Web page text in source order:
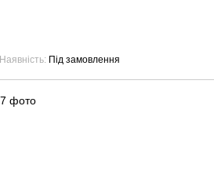
Наявність Під замовлення